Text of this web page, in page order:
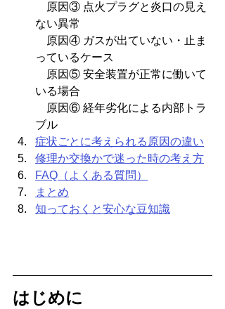
原因③ 点火プラグと炎口の見え
ない異常
原因④ ガスが出ていない・止ま
っているケース
原因⑤ 安全装置が正常に働いて
いる場合
原因⑥ 経年劣化による内部トラ
ブル
症状ごとに考えられる原因の違い
修理か交換かで迷った時の考え方
FAQ（よくある質問）
まとめ
知っておくと安心な豆知識
はじめに